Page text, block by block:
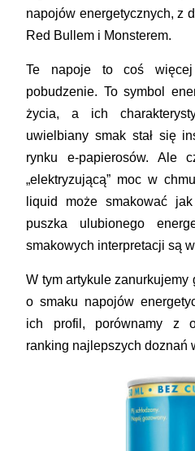
napojów energetycznych, z
Red Bullem i Monsterem.
Te napoje to coś
pobudzenie. To symbol
życia, a ich
uwielbiany smak stał się
rynku e-papierosów. Ale
„elektryzującą” moc w
liquid może smakować
puszka ulubionego
smakowych interpretacji są
W tym artykule zanurkujemy
o smaku napojów
ich profil, porównamy z
ranking najlepszych doznań